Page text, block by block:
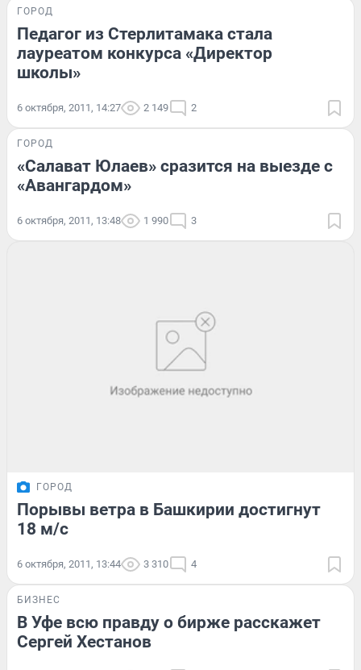
ГОРОД
Педагог из Стерлитамака стала
лауреатом конкурса «Директор
школы»
6 октября, 2011, 14:27 2 149 2
ГОРОД
«Салават Юлаев» сразится на выезде с
«Авангардом»
6 октября, 2011, 13:48 1 990 3
ГОРОД
Порывы ветра в Башкирии достигнут
18 м/c
6 октября, 2011, 13:44 3 310 4
БИЗНЕС
В Уфе всю правду о бирже расскажет
Сергей Хестанов